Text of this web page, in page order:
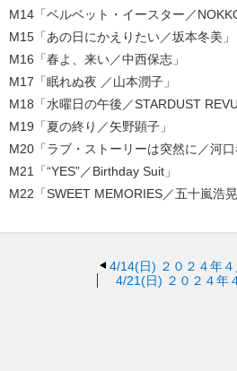
M14「ベルベット・イースター／
M15「あの日にかえりたい／坂本冬美」
M16「春よ、来い／中西保志」
M17「眠れぬ夜 ／山本潤子」
M18「水曜日の午後／STARDUST
M19「夏の終り／矢野顕子」
M20「ラブ・ストーリーは突然に／河口
M21「“YES”／Birthday Suit」
M22「SWEET MEMORIES／五十嵐浩
4/14(日) ２０２４年
4/21(日) ２０２４年